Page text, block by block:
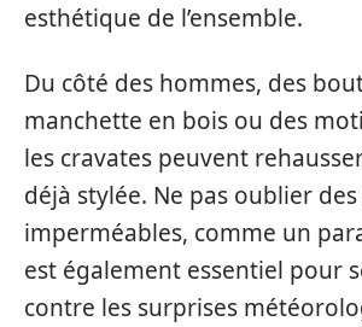
esthétique de l’ensemble.
Du côté des hommes, des
manchette en bois ou des
les cravates peuvent
déjà stylée. Ne pas oublier
imperméables, comme un
est également essentiel pour
contre les surprises